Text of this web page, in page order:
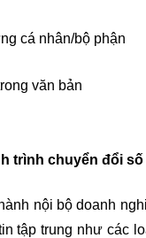
cá nhân/bộ phận
văn bản
trình chuyển đổi số
nội bộ doanh
tập trung như các